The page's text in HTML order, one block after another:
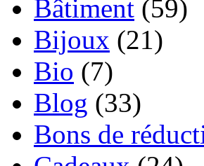
Bâtiment (59)
Bijoux (21)
Bio (7)
Blog (33)
Bons de